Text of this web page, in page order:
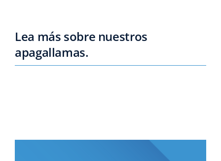
Lea más sobre nuestros
apagallamas.